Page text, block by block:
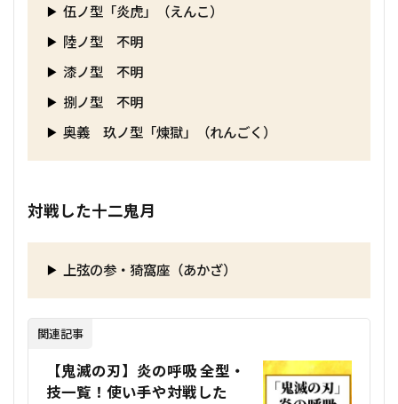
伍ノ型「炎虎」（えんこ）
陸ノ型 不明
漆ノ型 不明
捌ノ型 不明
奥義 玖ノ型「煉獄」（れんごく）
対戦した十二鬼月
上弦の参・猗窩座（あかざ）
関連記事
【鬼滅の刃】炎の呼吸 全型・
技一覧！使い手や対戦した